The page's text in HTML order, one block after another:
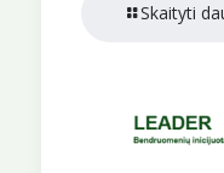
Skaityti